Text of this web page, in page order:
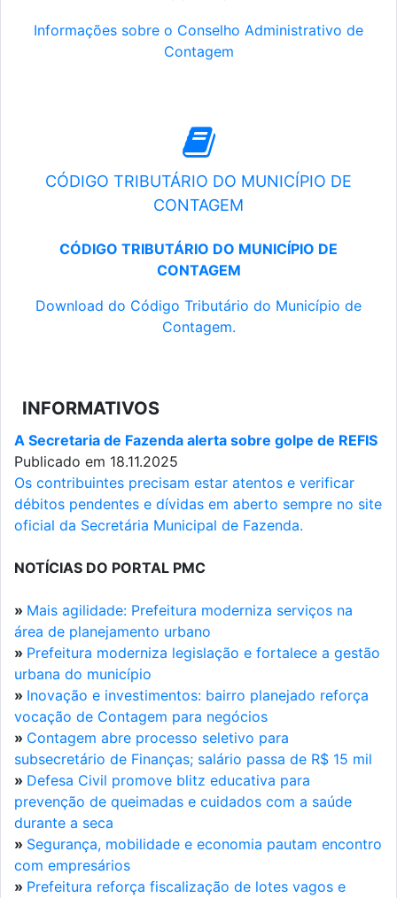
Informações sobre o Conselho Administrativo de
Contagem
CÓDIGO TRIBUTÁRIO DO MUNICÍPIO DE
CONTAGEM
CÓDIGO TRIBUTÁRIO DO MUNICÍPIO DE
CONTAGEM
Download do Código Tributário do Município de
Contagem.
INFORMATIVOS
A Secretaria de Fazenda alerta sobre golpe de REFIS
Publicado em 18.11.2025
Os contribuintes precisam estar atentos e verificar
débitos pendentes e dívidas em aberto sempre no site
oficial da Secretária Municipal de Fazenda.
NOTÍCIAS DO PORTAL PMC
» Mais agilidade: Prefeitura moderniza serviços na
área de planejamento urbano
» Prefeitura moderniza legislação e fortalece a gestão
urbana do município
» Inovação e investimentos: bairro planejado reforça
vocação de Contagem para negócios
» Contagem abre processo seletivo para
subsecretário de Finanças; salário passa de R$ 15 mil
» Defesa Civil promove blitz educativa para
prevenção de queimadas e cuidados com a saúde
durante a seca
» Segurança, mobilidade e economia pautam encontro
com empresários
» Prefeitura reforça fiscalização de lotes vagos e